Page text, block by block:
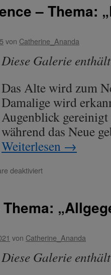
Thema:
aus
Mitte.“
– Thema:
von Catherine_Ananda
Diese Galerie
Das Alte wird zum
Damalige wird
Augenblick gereinigt
während das Neue
Weiterlesen →
deaktiviertfür
Thema:
des
von Catherine_Ananda
Diese Galerie